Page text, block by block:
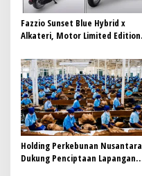
s
Fazzio Sunset Blue Hybrid x
Alkateri, Motor Limited Edition
Future Lo
Holding Perkebunan Nusantara
Dukung Penciptaan Lapangan